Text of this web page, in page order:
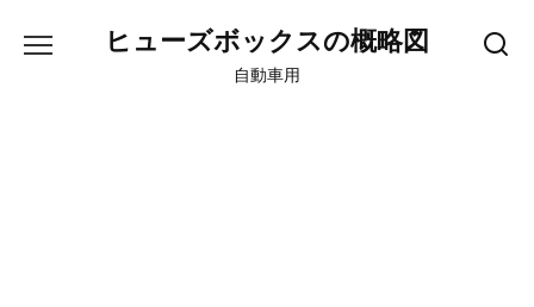
ヒューズボックスの概略図
自動車用